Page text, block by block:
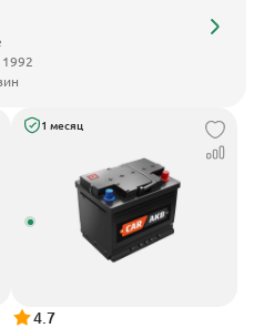
1 месяц
4.7